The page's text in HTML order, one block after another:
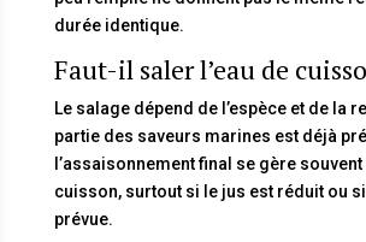
durée identique.
Faut-il saler l’eau de
Le salage dépend de l’espèce et de la
partie des saveurs marines est déjà
l’assaisonnement final se gère
cuisson, surtout si le jus est réduit ou
prévue.